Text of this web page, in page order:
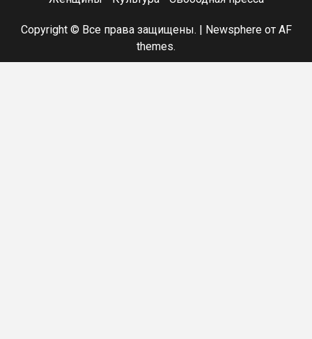
Copyright © Все права защищены. | Newsphereот AF
themes.